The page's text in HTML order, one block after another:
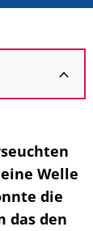
Welle
die
das den